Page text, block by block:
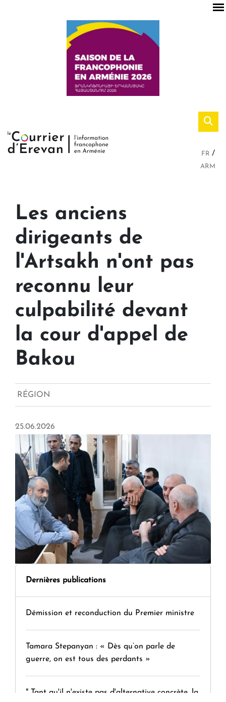
FR
ARM
Les anciens
dirigeants de
l'Artsakh n'ont pas
reconnu leur
culpabilité devant
la cour d'appel de
Bakou
RÉGION
25.06.2026
Dernières publications
Démission et reconduction du Premier ministre
Tamara Stepanyan : « Dès qu’on parle de
guerre, on est tous des perdants »
" Tant qu'il n'existe pas d'alternative concrète, la